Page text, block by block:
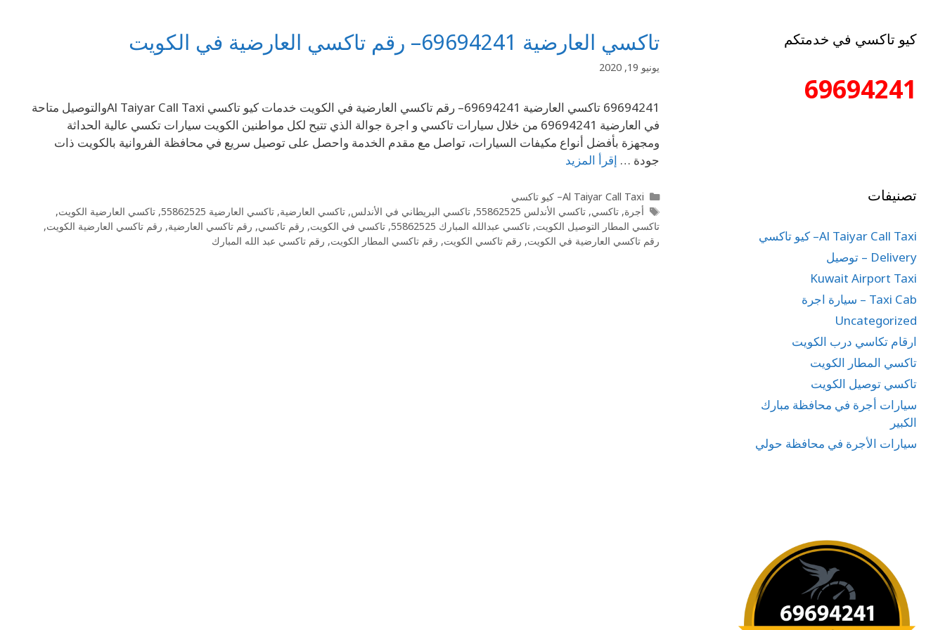
تاكسي العارضية 69694241– رقم تاكسي العارضية في الكويت
يونيو 19, 2020
69694241 تاكسي العارضية 69694241– رقم تاكسي العارضية في الكويت خدمات كيو تاكسي Al Taiyar Call Taxiوالتوصيل متاحة
في العارضية 69694241 من خلال سيارات تاكسي و اجرة جوالة الذي تتيح لكل مواطنين الكويت سيارات تكسي عالية الحداثة
ومجهزة بأفضل أنواع مكيفات السيارات، تواصل مع مقدم الخدمة واحصل على توصيل سريع في محافظة الفروانية بالكويت ذات
جودة … إقرأ المزيد
Al Taiyar Call Taxi– كيو تاكسي
أجرة, تاكسي, تاكسي الأندلس 55862525 , تاكسي البريطاني في الأندلس, تاكسي العارضية, تاكسي العارضية 55862525 , تاكسي العارضية الكويت,
تاكسي المطار التوصيل الكويت, تاكسي عبدالله المبارك 55862525 , تاكسي في الكويت, رقم تاكسي, رقم تاكسي العارضية, رقم تاكسي العارضية الكويت,
رقم تاكسي العارضية في الكويت, رقم تاكسي الكويت, رقم تاكسي المطار الكويت, رقم تاكسي عبد الله المبارك
كيو تاكسي في خدمتكم
69694241
تصنيفات
Al Taiyar Call Taxi– كيو تاكسي
Delivery – توصيل
Kuwait Airport Taxi
Taxi Cab – سيارة اجرة
Uncategorized
ارقام تكاسي درب الكويت
تاكسي المطار الكويت
تاكسي توصيل الكويت
سيارات أجرة في محافظة مبارك
الكبير
سيارات الأجرة في محافظة حولي